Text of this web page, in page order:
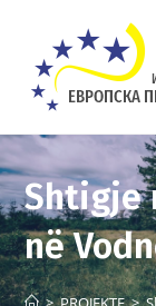
content
Shtigje
në